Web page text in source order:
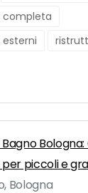
completa
piccoli e
Bologna